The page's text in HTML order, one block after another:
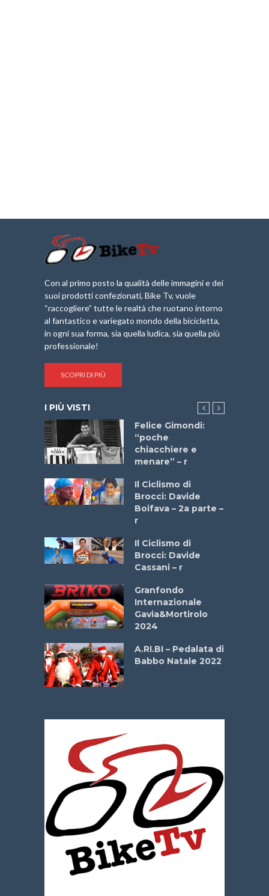
Con al primo posto la qualità delle immagini e dei
suoi prodotti confezionati, Bike Tv, vuole
“raccogliere” tutte le realtà che ruotano intorno
al fantastico e variegato mondo della bicicletta,
in ogni sua forma, sia quella ludica, sia quella più
professionale!
SCOPRI DI PIÙ
I PIÙ VISTI
Felice Gimondi:
“poche
chiacchiere e
menare” – r
Il Ciclismo di
Brocci: Davide
Boifava – 2a parte –
r
Il Ciclismo di
Brocci: Davide
Cassani – r
Granfondo
Internazionale
Gavia&Mortirolo
2024
A.RI.BI – Pedalata di
Babbo Natale 2022